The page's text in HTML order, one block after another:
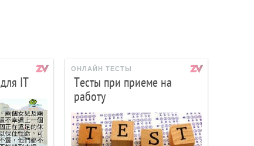
IT
ОНЛАЙН ТЕСТЫ
Тесты при приеме на
работу